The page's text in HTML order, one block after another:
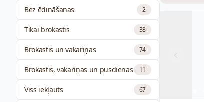
Bez ēdināšanas 2
Tikai brokastis 38
Brokastis un vakariņas 74
Brokastis, vakariņas un pusdienas 11
Viss iekļauts 67